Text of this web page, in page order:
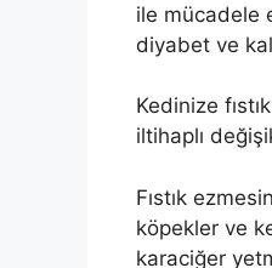
ile mücadele
diyabet ve
Kedinize
iltihaplı
Fıstık
köpekler ve
karaciğer